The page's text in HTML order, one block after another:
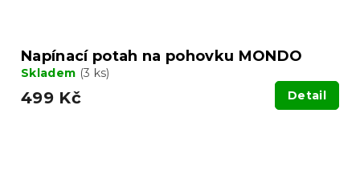
Napínací potah na pohovku MONDO
Skladem (3 ks)
499 Kč Detail